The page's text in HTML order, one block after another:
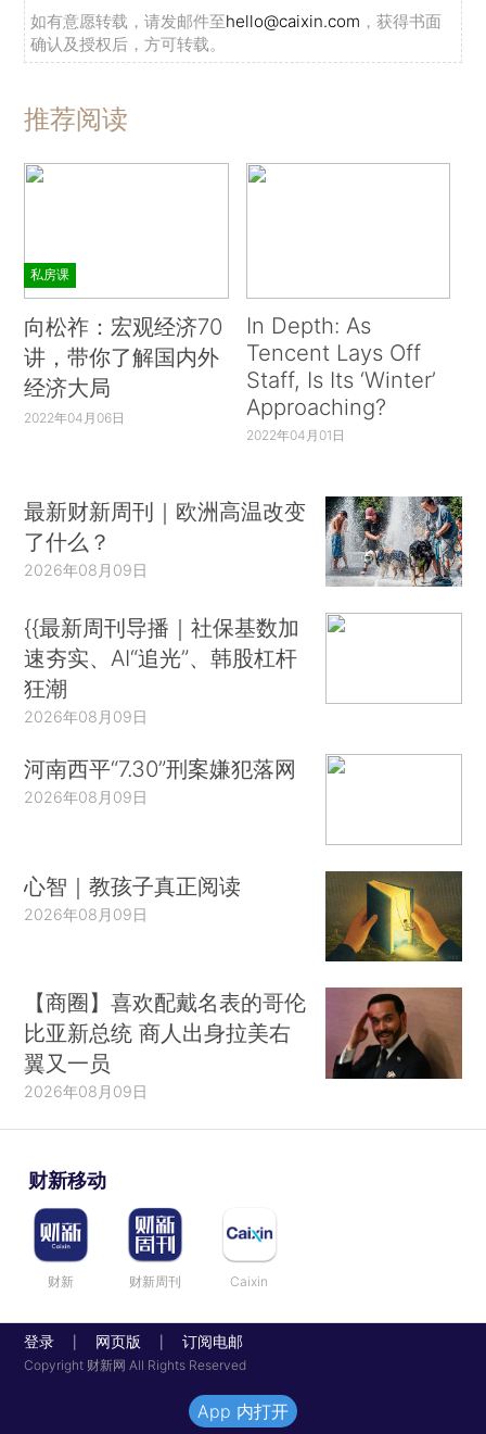
如有意愿转载，请发邮件至hello@caixin.com ，获得书面
确认及授权后，方可转载。
推荐阅读
私房课
向松祚：宏观经济70
讲，带你了解国内外
经济大局
2022年04月06日
In Depth: As
Tencent Lays Off
Staff, Is Its ‘Winter’
Approaching?
2022年04月01日
最新财新周刊｜欧洲高温改变
了什么？
2026年08月09日
{{最新周刊导播｜社保基数加
速夯实、AI“追光”、韩股杠杆
狂潮
2026年08月09日
河南西平“7.30”刑案嫌犯落网
2026年08月09日
心智｜教孩子真正阅读
2026年08月09日
【商圈】喜欢配戴名表的哥伦
比亚新总统 商人出身拉美右
翼又一员
2026年08月09日
财新移动
财新 财新周刊 Caixin
登录 网页版 订阅电邮
Copyright 财新网 All Rights Reserved
App 内打开